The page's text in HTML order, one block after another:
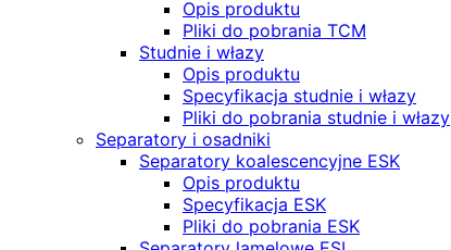
Opis produktu
Pliki do pobrania TCM
Studnie i włazy
Opis produktu
Specyfikacja studnie i włazy
Pliki do pobrania studnie i włazy
Separatory i osadniki
Separatory koalescencyjne ESK
Opis produktu
Specyfikacja ESK
Pliki do pobrania ESK